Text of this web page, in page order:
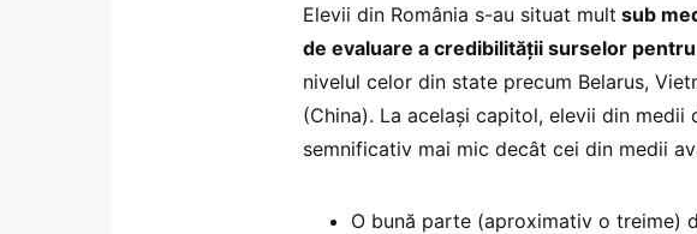
Elevii din România s-au situat mult sub
de evaluare a credibilității surselor
nivelul celor din state precum Belarus,
(China). La același capitol, elevii din
semnificativ mai mic decât cei din medii
O bună parte (aproximativ o treime)